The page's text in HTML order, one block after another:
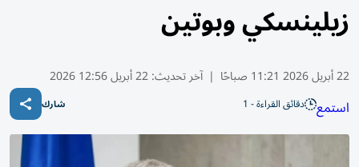
زيلينسكي وبوتين
22 أبريل 2026 11:21 صباحًا | آخر تحديث:22 أبريل 12:56 2026
استمع دقائق القراءة - 1 شارك